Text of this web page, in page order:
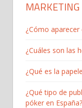
MARKETING
¿Cómo
¿Cuáles son las
¿Qué es la
¿Qué tipo de
póker en España?